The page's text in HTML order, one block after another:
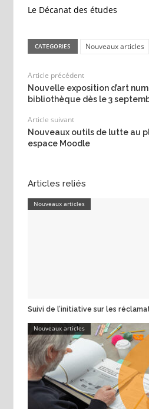
Le Décanat des études
CATEGORIES Nouveaux articles
Article précédent
Nouvelle exposition d’art
bibliothèque dès le 3
Article suivant
Nouveaux outils de lutte au
espace Moodle
Articles reliés
Nouveaux articles
Suivi de l’initiative sur les
Nouveaux articles